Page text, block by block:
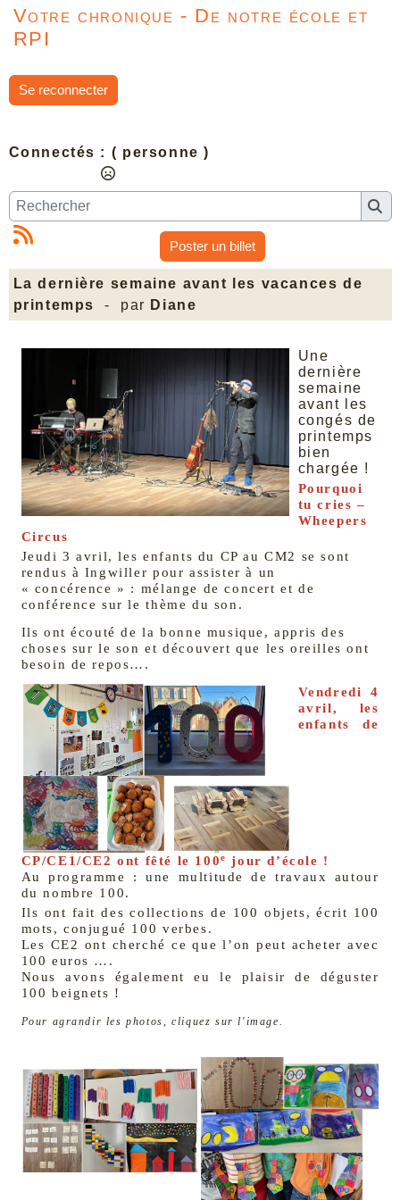
Votre chronique - De notre école et
RPI
Se reconnecter
Connectés : ( personne )
Poster un billet
La dernière semaine avant les vacances de
printemps
- par Diane
Une
dernière
semaine
avant les
congés de
printemps
bien
chargée !
Pourquoi
tu cries –
Wheepers
Circus
Jeudi 3 avril, les enfants du CP au CM2 se sont
rendus à Ingwiller pour assister à un
« concérence » : mélange de concert et de
conférence sur le thème du son.
Ils ont écouté de la bonne musique, appris des
choses sur le son et découvert que les oreilles ont
besoin de repos….
Vendredi 4
avril, les
enfants de
CP/CE1/CE2 ont fêté le 100e jour d’école !
Au programme : une multitude de travaux autour
du nombre 100.
Ils ont fait des collections de 100 objets, écrit 100
mots, conjugué 100 verbes.
Les CE2 ont cherché ce que l’on peut acheter avec
100 euros ….
Nous avons également eu le plaisir de déguster
100 beignets !
Pour agrandir les photos, cliquez sur l'image.